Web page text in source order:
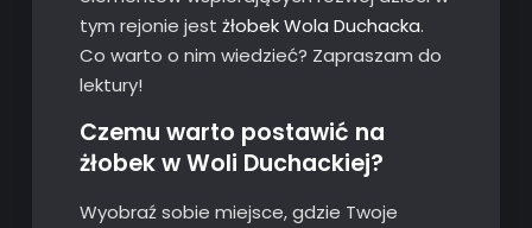
tym rejonie jest żłobek Wola Duchacka.
Co warto o nim wiedzieć? Zapraszam do
lektury!
Czemu warto postawić na
żłobek w Woli Duchackiej?
Wyobraź sobie miejsce, gdzie Twoje